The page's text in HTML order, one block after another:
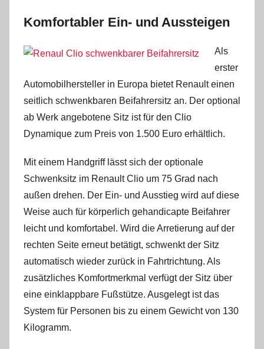
Komfortabler Ein- und Aussteigen
Als
erster
Automobilhersteller in Europa bietet Renault einen
seitlich schwenkbaren Beifahrersitz an. Der optional
ab Werk angebotene Sitz ist für den Clio
Dynamique zum Preis von 1.500 Euro erhältlich.
Mit einem Handgriff lässt sich der optionale
Schwenksitz im Renault Clio um 75 Grad nach
außen drehen. Der Ein- und Ausstieg wird auf diese
Weise auch für körperlich gehandicapte Beifahrer
leicht und komfortabel. Wird die Arretierung auf der
rechten Seite erneut betätigt, schwenkt der Sitz
automatisch wieder zurück in Fahrtrichtung. Als
zusätzliches Komfortmerkmal verfügt der Sitz über
eine einklappbare Fußstütze. Ausgelegt ist das
System für Personen bis zu einem Gewicht von 130
Kilogramm.